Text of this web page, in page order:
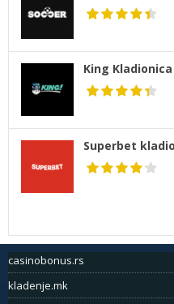
King
Superbet
casinobonus.rs
kladenje.mk